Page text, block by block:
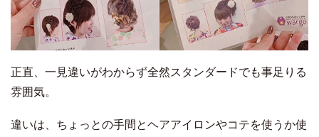
正直、一見違いがわからず全然スタンダードでも事足りる
雰囲気。
違いは、ちょっとの手間とヘアアイロンやコテを使うか使